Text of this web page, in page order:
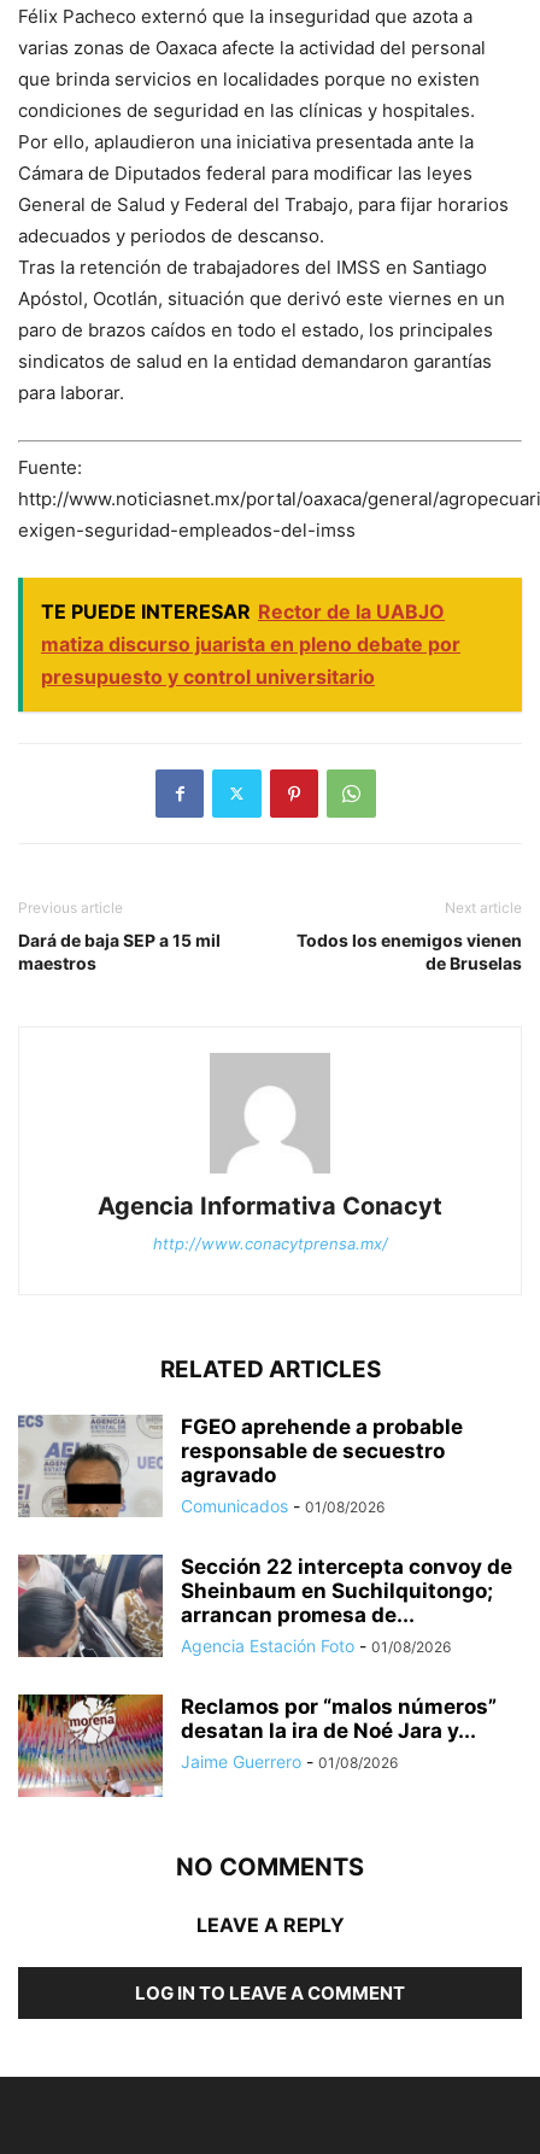
Félix Pacheco externó que la inseguridad que azota a
varias zonas de Oaxaca afecte la actividad del personal
que brinda servicios en localidades porque no existen
condiciones de seguridad en las clínicas y hospitales.
Por ello, aplaudieron una iniciativa presentada ante la
Cámara de Diputados federal para modificar las leyes
General de Salud y Federal del Trabajo, para fijar horarios
adecuados y periodos de descanso.
Tras la retención de trabajadores del IMSS en Santiago
Apóstol, Ocotlán, situación que derivó este viernes en un
paro de brazos caídos en todo el estado, los principales
sindicatos de salud en la entidad demandaron garantías
para laborar.
Fuente:
http://www.noticiasnet.mx/portal/oaxaca/general/
exigen-seguridad-empleados-del-imss
TE PUEDE INTERESAR Rector de la UABJO
matiza discurso juarista en pleno debate por
presupuesto y control universitario
Previous article
Dará de baja SEP a 15 mil
maestros
Next article
Todos los enemigos vienen
de Bruselas
Agencia Informativa Conacyt
http://www.conacytprensa.mx/
RELATED ARTICLES
FGEO aprehende a probable
responsable de secuestro
agravado
Comunicados - 01/08/2026
Sección 22 intercepta convoy de
Sheinbaum en Suchilquitongo;
arrancan promesa de...
Agencia Estación Foto - 01/08/2026
Reclamos por “malos números”
desatan la ira de Noé Jara y...
Jaime Guerrero - 01/08/2026
NO COMMENTS
LEAVE A REPLY
LOG IN TO LEAVE A COMMENT